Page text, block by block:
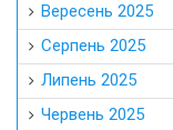
Вересень 2025
Серпень 2025
Липень 2025
Червень 2025